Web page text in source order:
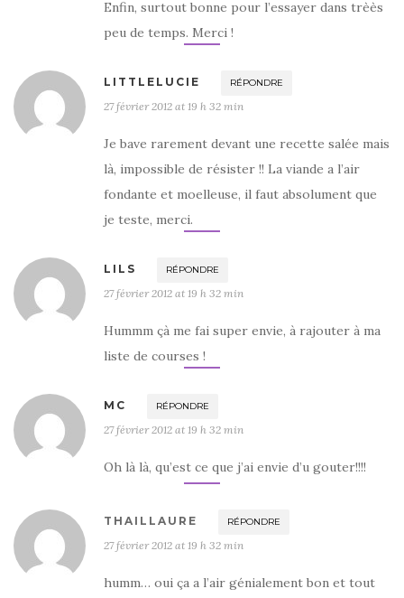
Enfin, surtout bonne pour l’essayer dans trèès
peu de temps. Merci !
LITTLELUCIE RÉPONDRE
27 février 2012 at 19 h 32 min
Je bave rarement devant une recette salée mais
là, impossible de résister !! La viande a l’air
fondante et moelleuse, il faut absolument que
je teste, merci.
LILS RÉPONDRE
27 février 2012 at 19 h 32 min
Hummm çà me fai super envie, à rajouter à ma
liste de courses !
MC RÉPONDRE
27 février 2012 at 19 h 32 min
Oh là là, qu’est ce que j’ai envie d’u gouter!!!!
THAILLAURE RÉPONDRE
27 février 2012 at 19 h 32 min
humm… oui ça a l’air génialement bon et tout